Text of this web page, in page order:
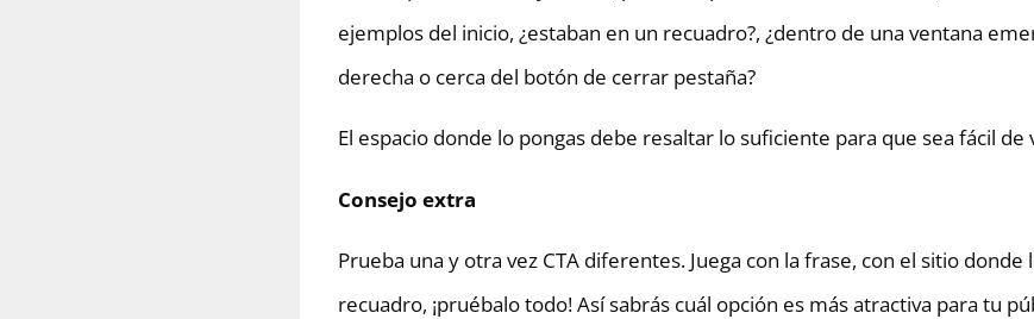
ejemplos del inicio, ¿estaban en un recuadro?, ¿dentro de una ventana
derecha o cerca del botón de cerrar pestaña?
El espacio donde lo pongas debe resaltar lo suficiente para que sea fácil de
Consejo extra
Prueba una y otra vez CTA diferentes. Juega con la frase, con el sitio donde
recuadro, ¡pruébalo todo! Así sabrás cuál opción es más atractiva para tu